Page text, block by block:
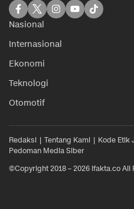
Nasional
Internasional
Ekonomi
Teknologi
Otomotif
Redaksi Tentang Kami Kode Etik
Pedoman Media Siber
©Copyright 2018 – 2026 ifakta.co All